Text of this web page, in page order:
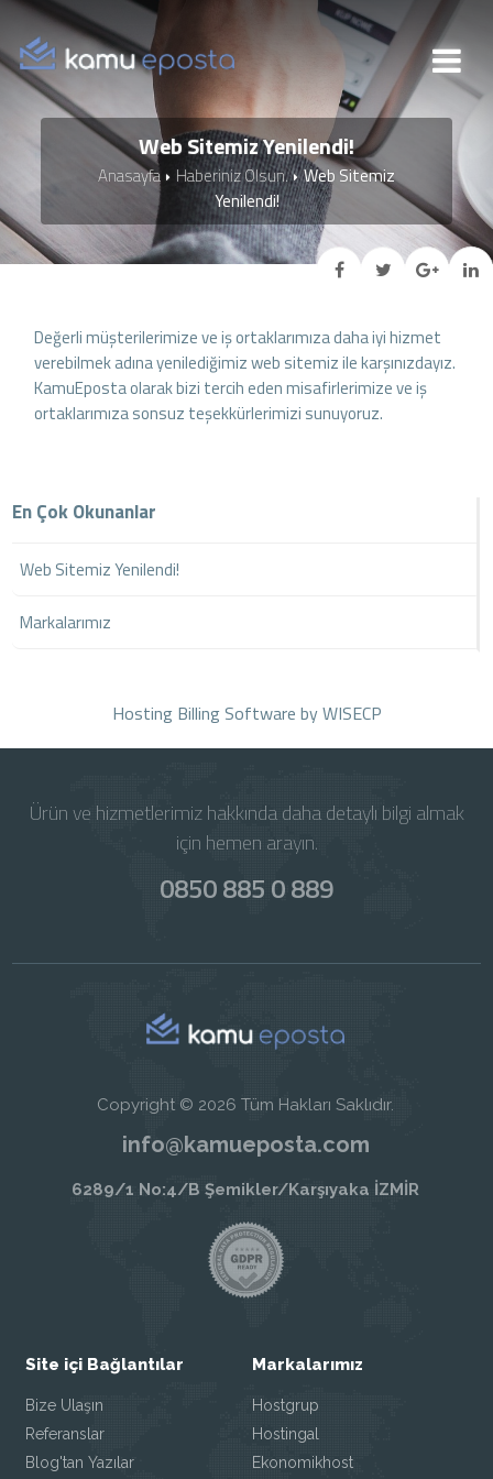
Web Sitemiz Yenilendi!
Anasayfa Haberiniz Olsun.
Web Sitemiz
Yenilendi!
Değerli müşterilerimize ve iş ortaklarımıza daha iyi hizmet
verebilmek adına yenilediğimiz web sitemiz ile karşınızdayız.
KamuEposta olarak bizi tercih eden misafirlerimize ve iş
ortaklarımıza sonsuz teşekkürlerimizi sunuyoruz.
En Çok Okunanlar
Web Sitemiz Yenilendi!
Markalarımız
Hosting Billing Software by WISECP
Ürün ve hizmetlerimiz hakkında daha detaylı bilgi almak
için hemen arayın.
0850 885 0 889
Copyright © 2026 Tüm Hakları Saklıdır.
info@kamueposta.com
6289/1 No:4/B Şemikler/Karşıyaka İZMİR
Site içi Bağlantılar
Bize Ulaşın
Referanslar
Blog'tan Yazılar
Markalarımız
Hostgrup
Hostingal
Ekonomikhost